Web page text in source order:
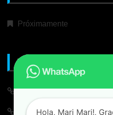
Próximamente
META
Iniciar Sesión
Alimentación de entradas
Hola, Mari Mari!,